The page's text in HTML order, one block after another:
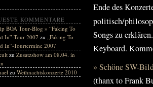
Ende des
politisch/
Songs zu
Keyboard.
» Schöne SW-
(thanx to Frank
KOMMENTARE
BOA Tour-Blog » “Faking To
In”-Tour 2007 zu „Faking To
In“-Tourtermine 2007
zu Zusatzshow am 08.04. in
zu Weihnachtskonzerte 2010